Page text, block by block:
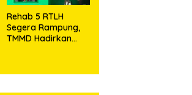
Rehab 5 RTLH
Segera Rampung,
TMMD Hadirkan